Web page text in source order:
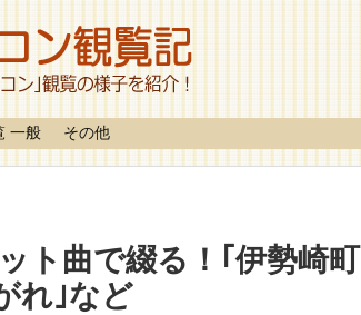
一般 その他
ト曲で綴る！｢伊勢崎
れ｣など